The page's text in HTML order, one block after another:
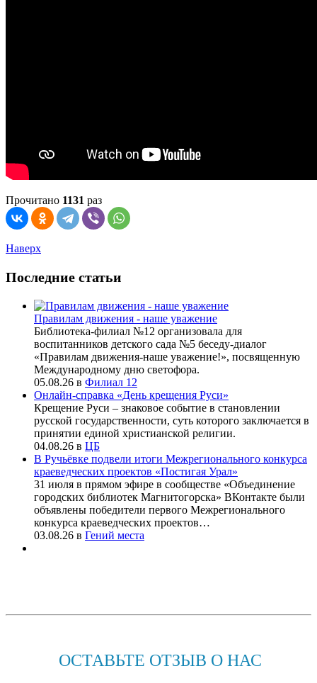
Прочитано 1131 раз
Наверх
Последние статьи
Правилам движения - наше уважение
Библиотека-филиал №12 организовала для
воспитанников детского сада №5 беседу-диалог
«Правилам движения-наше уважение!», посвященную
Международному дню светофора.
05.08.26 в Филиал 12
Онлайн-справка «День крещения Руси»
Крещение Руси – знаковое событие в становлении
русской государственности, суть которого заключается в
принятии единой христианской религии.
04.08.26 в ЦБ
В Ручьёвке подвели итоги Межрегионального конкурса
краеведческих проектов «Постигая Урал»
31 июля в прямом эфире в сообществе «Объединение
городских библиотек Магнитогорска» ВКонтакте были
объявлены победители первого Межрегионального
конкурса краеведческих проектов…
03.08.26 в Гений места
ОСТАВЬТЕ ОТЗЫВ О НАС